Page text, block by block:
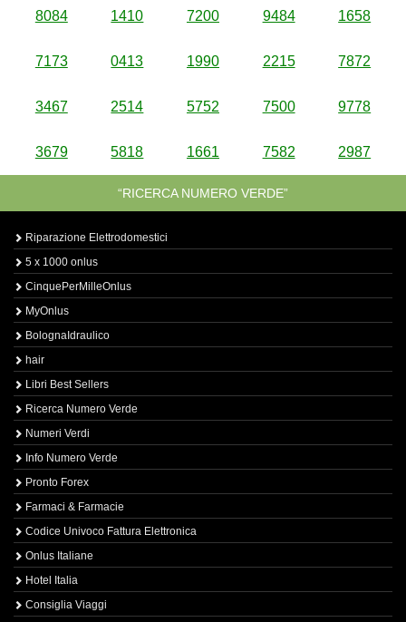
8084 1410 7200 9484 1658
7173 0413 1990 2215 7872
3467 2514 5752 7500 9778
3679 5818 1661 7582 2987
“RICERCA NUMERO VERDE”
Riparazione Elettrodomestici
5 x 1000 onlus
CinquePerMilleOnlus
MyOnlus
BolognaIdraulico
hair
Libri Best Sellers
Ricerca Numero Verde
Numeri Verdi
Info Numero Verde
Pronto Forex
Farmaci & Farmacie
Codice Univoco Fattura Elettronica
Onlus Italiane
Hotel Italia
Consiglia Viaggi